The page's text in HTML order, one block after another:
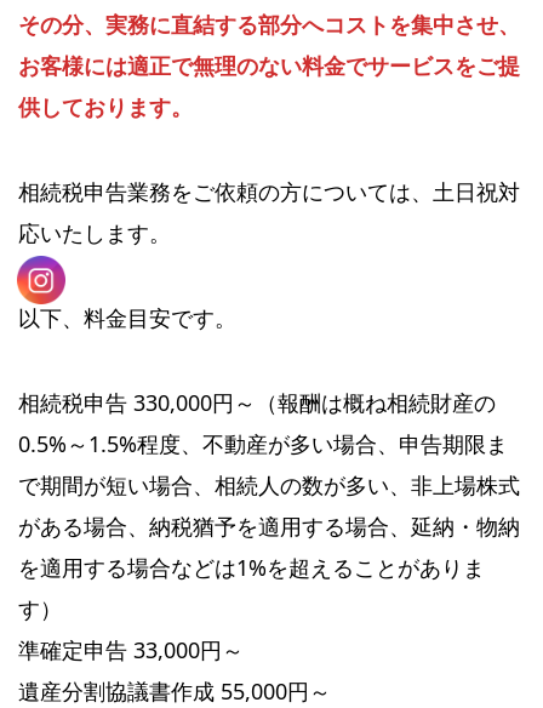
その分、実務に直結する部分へコストを集中させ、
お客様には適正で無理のない料金でサービスをご提
供しております。
相続税申告業務をご依頼の方については、土日祝対
応いたします。
以下、料金目安です。
相続税申告 330,000円～（報酬は概ね相続財産の
0.5%～1.5%程度、不動産が多い場合、申告期限ま
で期間が短い場合、相続人の数が多い、非上場株式
がある場合、納税猶予を適用する場合、延納・物納
を適用する場合などは1%を超えることがありま
す）
準確定申告 33,000円～
遺産分割協議書作成 55,000円～